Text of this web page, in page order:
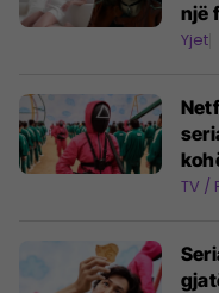
një
Yjet
TV /